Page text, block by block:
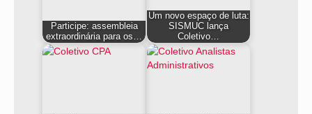
Participe: assembleia
extraordinária para os…
Um novo espaço de luta:
SISMUC lança
Coletivo…